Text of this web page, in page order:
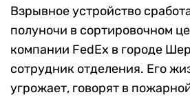
Взрывное устройство
полуночи в сортировочном
компании FedEx в городе
сотрудник отделения. Его
угрожает, говорят в